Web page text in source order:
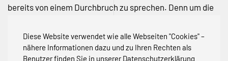
Diese Website verwendet wie alle Webseiten "Cookies" –
nähere Informationen dazu und zu Ihren Rechten als
Benutzer finden Sie in unserer Datenschutzerklärung
bereits von einem Durchbruch zu sprechen. Denn um die
wird gerade in Baden-Württemberg noch heftig
gestritten.